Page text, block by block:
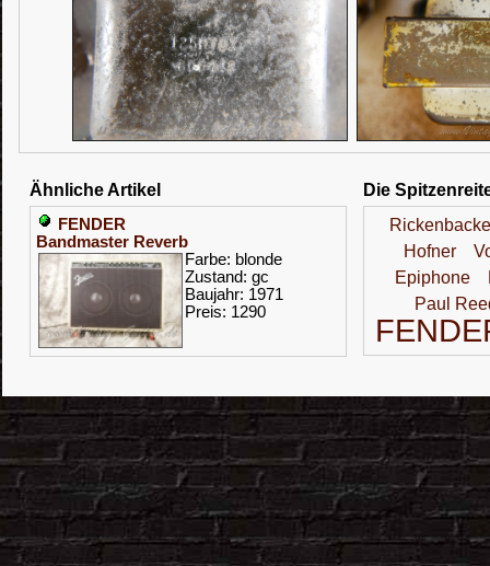
Ähnliche Artikel
FENDER
Bandmaster Reverb
Farbe: blonde
Zustand: gc
Baujahr: 1971
Preis: 1290
Die
Hofner
Epiphone
Paul